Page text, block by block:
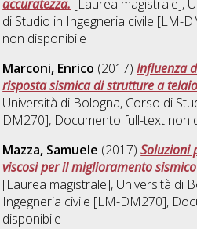
accuratezza. [Laurea magistrale],
di Studio in Ingegneria civile [LM-
non disponibile
Marconi, Enrico (2017)Influenza
risposta sismica di strutture a
Università di Bologna, Corso di
DM270], Documento full-text non
Mazza, Samuele (2017)Soluzioni
viscosi per il miglioramento
[Laurea magistrale], Università di
Ingegneria civile [LM-DM270],
disponibile